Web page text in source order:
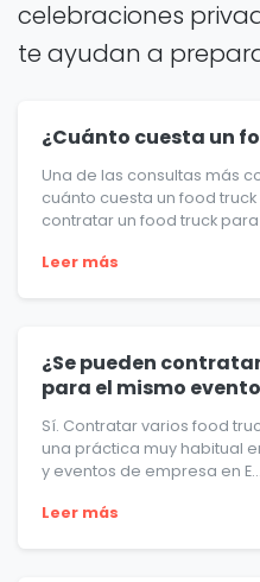
celebraciones
te ayudan a
¿Cuánto cuesta un
Una de las consultas más
cuánto cuesta un food
contratar un food truck
Leer más
¿Se pueden
para el mismo
Sí. Contratar varios food
una práctica muy habitual
y eventos de empresa en E...
Leer más